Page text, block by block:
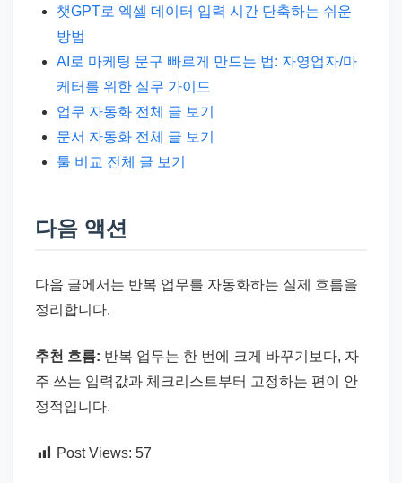
챗GPT로 엑셀 데이터 입력 시간 단축하는 쉬운
방법
AI로 마케팅 문구 빠르게 만드는 법: 자영업자/마
케터를 위한 실무 가이드
업무 자동화 전체 글 보기
문서 자동화 전체 글 보기
툴 비교 전체 글 보기
다음 액션
다음 글에서는 반복 업무를 자동화하는 실제 흐름을
정리합니다.
추천 흐름: 반복 업무는 한 번에 크게 바꾸기보다, 자
주 쓰는 입력값과 체크리스트부터 고정하는 편이 안
정적입니다.
Post Views: 57